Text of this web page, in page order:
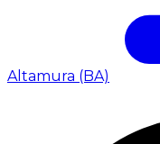
Altamura (BA)